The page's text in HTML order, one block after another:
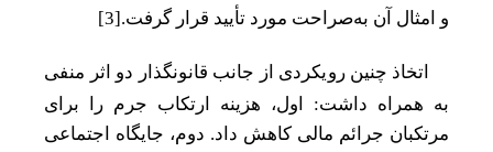
و امثال آن به‌صراحت مورد تأیید قرار گرفت. [3]
اتخاذ چنین رویکردی از جانب قانونگذار دو اثر منفی
به همراه داشت: اول، هزینه ارتکاب جرم را برای
مرتکبان جرائم مالی کاهش داد. دوم، جایگاه اجتماعی